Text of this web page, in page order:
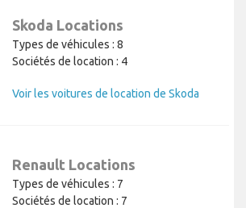
Skoda Locations
Types de véhicules : 8
Sociétés de location : 4
Voir les voitures de location de Skoda
Renault Locations
Types de véhicules : 7
Sociétés de location : 7